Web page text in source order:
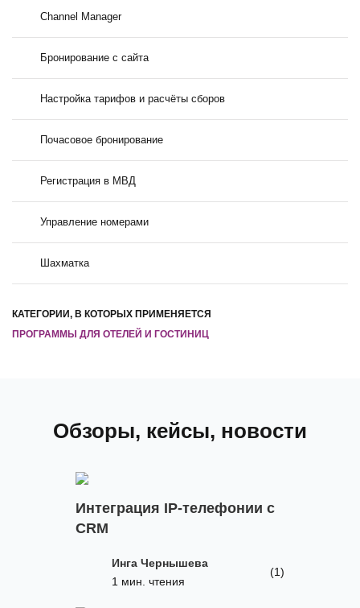
Channel Manager
Бронирование с сайта
Настройка тарифов и расчёты сборов
Почасовое бронирование
Регистрация в МВД
Управление номерами
Шахматка
КАТЕГОРИИ, В КОТОРЫХ ПРИМЕНЯЕТСЯ
ПРОГРАММЫ ДЛЯ ОТЕЛЕЙ И ГОСТИНИЦ
Обзоры, кейсы, новости
Интеграция IP-телефонии с
CRM
Инга Чернышева
1 мин. чтения
(1)